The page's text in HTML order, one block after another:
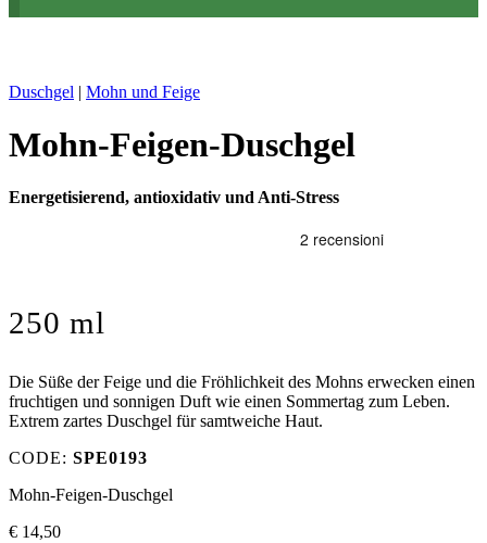
Duschgel | Mohn und Feige
Mohn-Feigen-Duschgel
Energetisierend, antioxidativ und Anti-Stress
250 ml
Die Süße der Feige und die Fröhlichkeit des Mohns erwecken einen
fruchtigen und sonnigen Duft wie einen Sommertag zum Leben.
Extrem zartes Duschgel für samtweiche Haut.
CODE: SPE0193
Mohn-Feigen-Duschgel
€ 14,50